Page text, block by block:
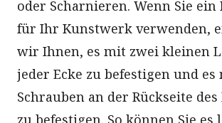
oder Scharnieren. Wenn Sie ein
für Ihr Kunstwerk verwenden,
wir Ihnen, es mit zwei kleinen
jeder Ecke zu befestigen und es
Schrauben an der Rückseite des
zu befestigen. So können Sie es